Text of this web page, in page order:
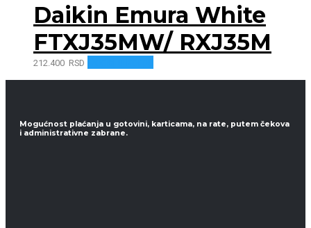
Daikin Emura White
FTXJ35MW/ RXJ35M
212.400 RSD
Mogućnost plaćanja u gotovini, karticama, na rate, putem čekova
i administrativne zabrane.